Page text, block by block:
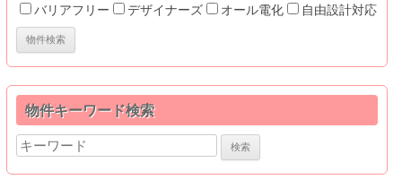
バリアフリー
デザイナーズ オール電化 自由設計対応
物件キーワード検索
Search
for: